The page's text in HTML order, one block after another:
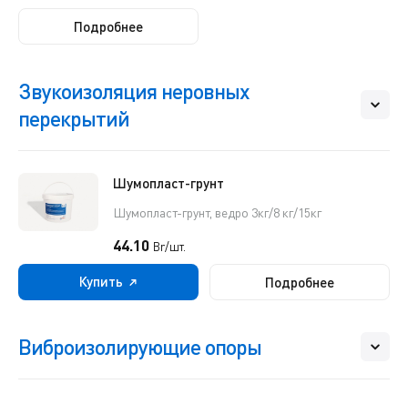
Подробнее
Звукоизоляция неровных
перекрытий
Шумопласт-грунт
Шумопласт-грунт, ведро 3кг/8 кг/15кг
44.10 Br/шт.
Купить Подробнее
Виброизолирующие опоры